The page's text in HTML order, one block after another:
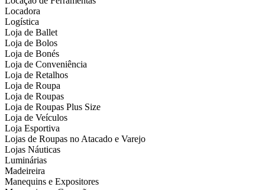
Locadora
Logística
Loja de Ballet
Loja de Bolos
Loja de Bonés
Loja de Conveniência
Loja de Retalhos
Loja de Roupa
Loja de Roupas
Loja de Roupas Plus Size
Loja de Veículos
Loja Esportiva
Lojas de Roupas no Atacado e Varejo
Lojas Náuticas
Luminárias
Madeireira
Manequins e Expositores